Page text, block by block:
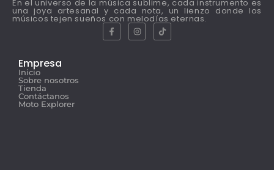
En el universo de la música sublime, cada instrumento es
una joya artesanal y cada nota, un lienzo donde los
músicos tejen sueños con melodías eternas.
Empresa
Inicio
Sobre nosotros
Tienda
Contáctanos
Moto Explorer